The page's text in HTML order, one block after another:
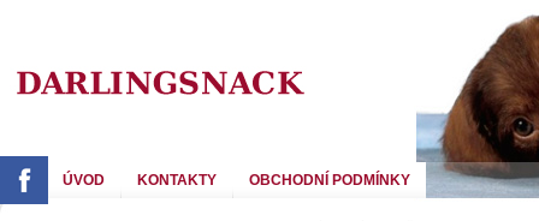
DARLING SNACK
ÚVOD KONTAKTY OBCHODNÍ PODMÍNKY